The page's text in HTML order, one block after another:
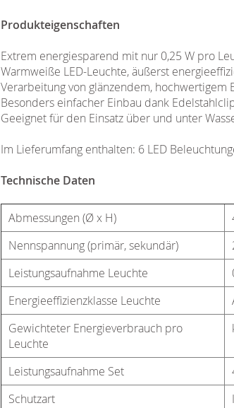
Produkteigenschaften
Extrem energiesparend mit nur 0,25 W pro
Warmweiße LED-Leuchte, äußerst
Verarbeitung von glänzendem, hochwertigem
Besonders einfacher Einbau dank
Geeignet für den Einsatz über und unter
Im Lieferumfang enthalten: 6 LED
Technische Daten
Abmessungen (Ø x H)
Nennspannung (primär, sekundär)
Leistungsaufnahme Leuchte
Energieeffizienzklasse Leuchte
Gewichteter Energieverbrauch pro
Leuchte
Leistungsaufnahme Set
Schutzart